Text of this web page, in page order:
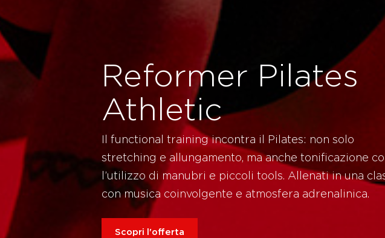
Reformer Pilates
Athletic
Il functional training incontra il Pilates: non solo
stretching e allungamento, ma anche tonificazione
l’utilizzo di manubri e piccoli tools. Allenati in una
con musica coinvolgente e atmosfera adrenalinica.
Scopri l'offerta